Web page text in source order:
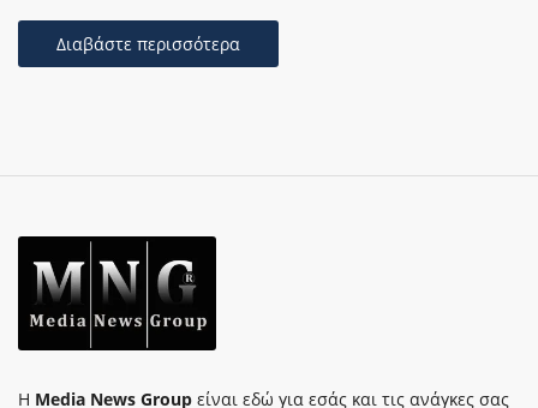
Διαβάστε περισσότερα
Η Media News Group είναι εδώ για εσάς και τις ανάγκες σας